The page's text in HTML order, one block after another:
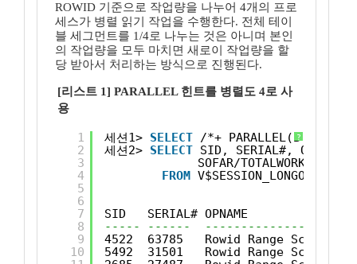
ROWID 기준으로 작업량을 나누어 4개의 프로
세스가 병렬 읽기 작업을 수행한다. 전체 테이
블 세그먼트를 1/4로 나누는 것은 아니며 본인
의 작업량을 모두 마치면 새로이 작업량을 할
당 받아서 처리하는 방식으로 진행된다.
[리스트 1] PARALLEL 힌트를 병렬도 4로 사
용
?
1
2
3
4
5
6
7
8
9
10
세션1> SELECT /*+ PARALLEL(B 4) */
세션2> SELECT SID, SERIAL#, OPNAME,
SOFAR/TOTALWORK*100
FROM V$SESSION_LONGOPS;
SID   SERIAL# OPNAME
----- ------  -----------------
4522  63785   Rowid Range Scan
5492  31501   Rowid Range Scan